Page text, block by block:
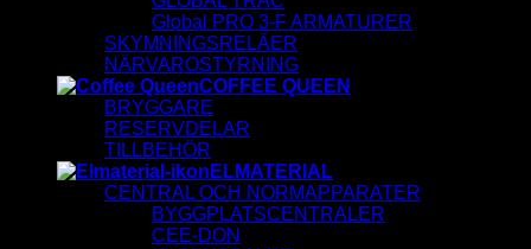
Global PRO 3-F ARMATURER
SKYMNINGSRELÄER
NÄRVAROSTYRNING
COFFEE QUEEN
BRYGGARE
RESERVDELAR
TILLBEHÖR
ELMATERIAL
CENTRAL OCH NORMAPPARATER
BYGGPLATSCENTRALER
CEE-DON